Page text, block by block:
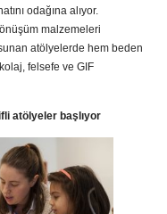
odağına alıyor.
malzemeleri
sunan atölyelerde hem beden
felsefe ve GIF
atölyeler başlıyor